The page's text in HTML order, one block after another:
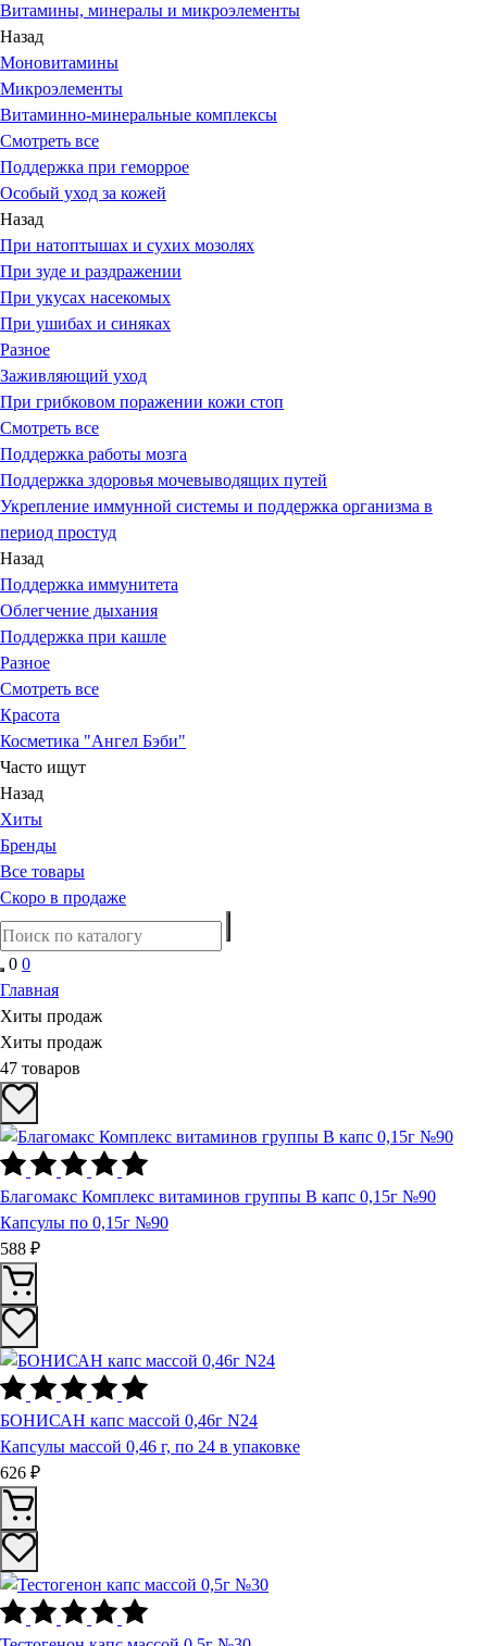
Витамины, минералы и микроэлементы
Назад
Моновитамины
Микроэлементы
Витаминно-минеральные комплексы
Смотреть все
Поддержка при геморрое
Особый уход за кожей
Назад
При натоптышах и сухих мозолях
При зуде и раздражении
При укусах насекомых
При ушибах и синяках
Разное
Заживляющий уход
При грибковом поражении кожи стоп
Смотреть все
Поддержка работы мозга
Поддержка здоровья мочевыводящих путей
Укрепление иммунной системы и поддержка организма в
период простуд
Назад
Поддержка иммунитета
Облегчение дыхания
Поддержка при кашле
Разное
Смотреть все
Красота
Косметика "Ангел Бэби"
Часто ищут
Назад
Хиты
Бренды
Все товары
Скоро в продаже
0 0
Главная
Хиты продаж
Хиты продаж
47 товаров
Благомакс Комплекс витаминов группы В капс 0,15г №90
Капсулы по 0,15г №90
588 ₽
БОНИСАН капс массой 0,46г N24
Капсулы массой 0,46 г, по 24 в упаковке
626 ₽